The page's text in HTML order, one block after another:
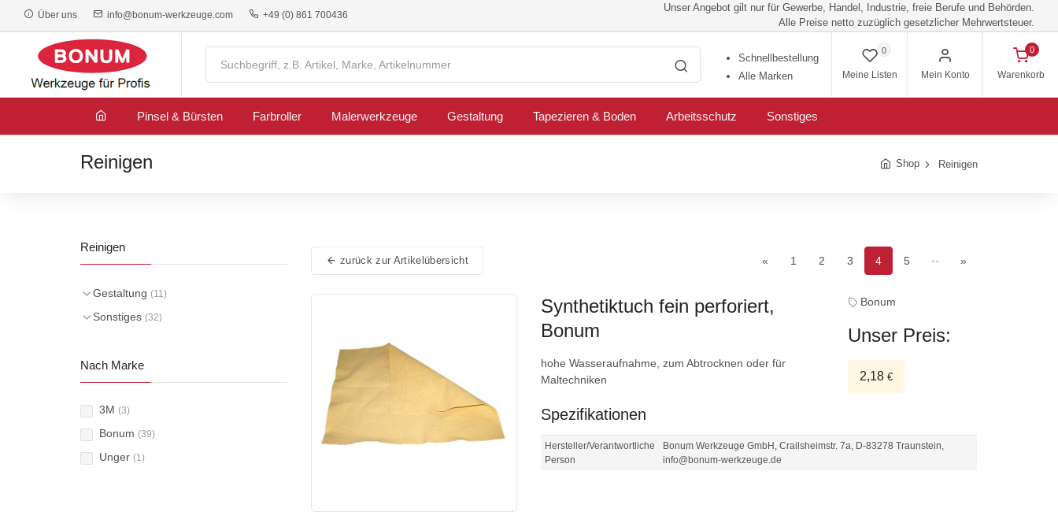
Über uns info@bonum-werkzeuge.com +49 (0) 861 700436
Unser Angebot gilt nur für Gewerbe, Handel, Industrie, freie Berufe und Behörden.
Alle Preise netto zuzüglich gesetzlicher Mehrwertsteuer.
Schnellbestellung
Alle Marken
0
Meine Listen Mein Konto
0
Warenkorb
Pinsel & Bürsten Farbroller Malerwerkzeuge Gestaltung Tapezieren & Boden Arbeitsschutz Sonstiges
Reinigen Shop Reinigen
Reinigen
Gestaltung (11)
Sonstiges (32)
Nach Marke
3M (3)
Bonum (39)
Unger (1)
zurück zur Artikelübersicht « 1 2 3 4 5 ·· »
Synthetiktuch fein perforiert,
Bonum
hohe Wasseraufnahme, zum Abtrocknen oder für
Maltechniken
Bonum
Unser Preis:
2,18€
Spezifikationen
Hersteller/Verantwortliche
Person
Bonum Werkzeuge GmbH, Crailsheimstr. 7a, D-83278 Traunstein,
info@bonum-werkzeuge.de